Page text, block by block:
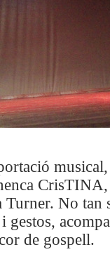
Turner. No tan
gestos,
de gospell.